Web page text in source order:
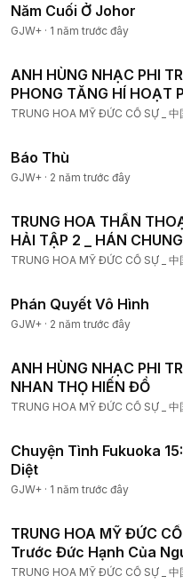
Năm Cuối Ở Johor
GJW+ · 1 năm trước đây
ANH HÙNG NHẠC PHI
PHONG TĂNG HÍ HOẠT
TRUNG HOA MỸ ĐỨC CỐ SỰ _ 中
Báo Thù
GJW+ · 2 năm trước đây
TRUNG HOA THẦN
HẢI TẬP 2 _ HÁN
TRUNG HOA MỸ ĐỨC CỐ SỰ _ 中
Phán Quyết Vô Hình
GJW+ · 2 năm trước đây
ANH HÙNG NHẠC PHI
NHAN THỌ HIẾN ĐỒ
TRUNG HOA MỸ ĐỨC CỐ SỰ _ 中
Chuyện Tình Fukuoka
Diệt
GJW+ · 1 năm trước đây
TRUNG HOA MỸ ĐỨC
Trước Đức Hạnh Của
TRUNG HOA MỸ ĐỨC CỐ SỰ _ 中